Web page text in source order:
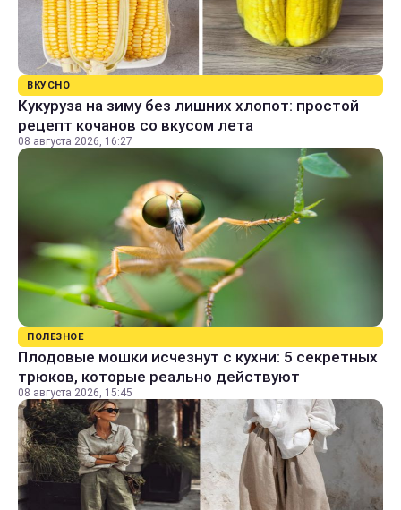
ВКУСНО
Кукуруза на зиму без лишних хлопот: простой
рецепт кочанов со вкусом лета
08 августа 2026, 16:27
ПОЛЕЗНОЕ
Плодовые мошки исчезнут с кухни: 5 секретных
трюков, которые реально действуют
08 августа 2026, 15:45